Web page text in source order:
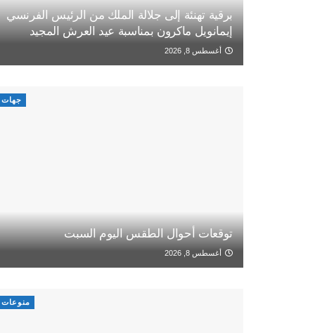
برقية تهنئة إلى جلالة الملك من الرئيس الفرنسي
إيمانويل ماكرون بمناسبة عيد العرش المجيد
أغسطس 8, 2026
جهات
توقعات أحوال الطقس اليوم السبت
أغسطس 8, 2026
منوعات